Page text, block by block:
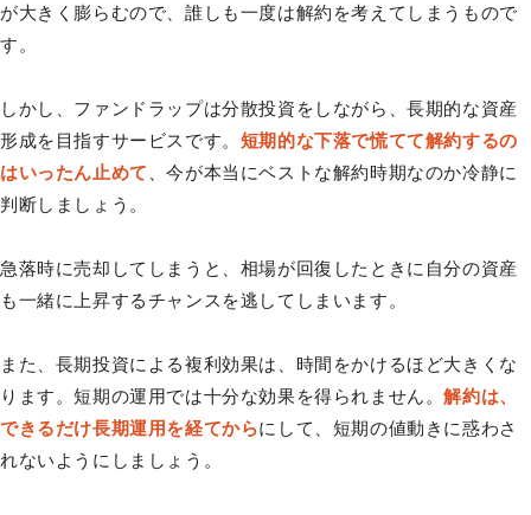
が大きく膨らむので、誰しも一度は解約を考えてしまうもので
す。
しかし、ファンドラップは分散投資をしながら、長期的な資産
形成を目指すサービスです。 短期的な下落で慌てて解約するの
はいったん止めて
、今が本当にベストな解約時期なのか冷静に
判断しましょう。
急落時に売却してしまうと、相場が回復したときに自分の資産
も一緒に上昇するチャンスを逃してしまいます。
また、長期投資による複利効果は、時間をかけるほど大きくな
ります。短期の運用では十分な効果を得られません。解約は、
できるだけ長期運用を経てからにして、短期の値動きに惑わさ
れないようにしましょう。